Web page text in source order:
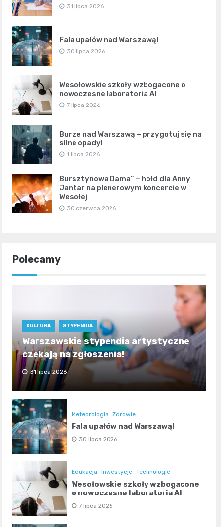
31 lipca 2026
Fala upałów nad Warszawą!
30 lipca 2026
Wesołowskie szkoły wzbogacone o
nowoczesne laboratoria AI
7 lipca 2026
Burze nad Warszawą – przygotuj się na
silne opady!
1 lipca 2026
Bursztynowa Dama” – hołd dla Anny
Jantar na plenerowym koncercie w
Wesołej
30 czerwca 2026
Polecamy
KULTURA STYPENDIA
Warszawskie stypendia artystyczne
czekają na zgłoszenia!
31 lipca 2026
Meteorologia Zdrowie
Fala upałów nad Warszawą!
30 lipca 2026
Edukacja Inwestycje Technologie
Wesołowskie szkoły wzbogacone
o nowoczesne laboratoria AI
7 lipca 2026